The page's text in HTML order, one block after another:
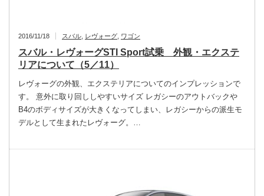
2016/11/18 スバル レヴォーグ ワゴン
スバル・レヴォーグSTI Sport試乗 外観・エクステ
リアについて（5／11）
レヴォーグの外観、エクステリアについてのインプレッションで
す。 意外に取り回ししやすいサイズ レガシーのアウトバックや
B4のボディサイズが大きくなってしまい、レガシーからの派生モ
デルとして生まれたレヴォーグ。…